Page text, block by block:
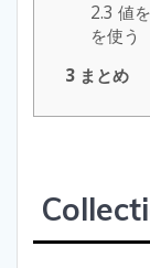
2.3 値
を使う
3 まとめ